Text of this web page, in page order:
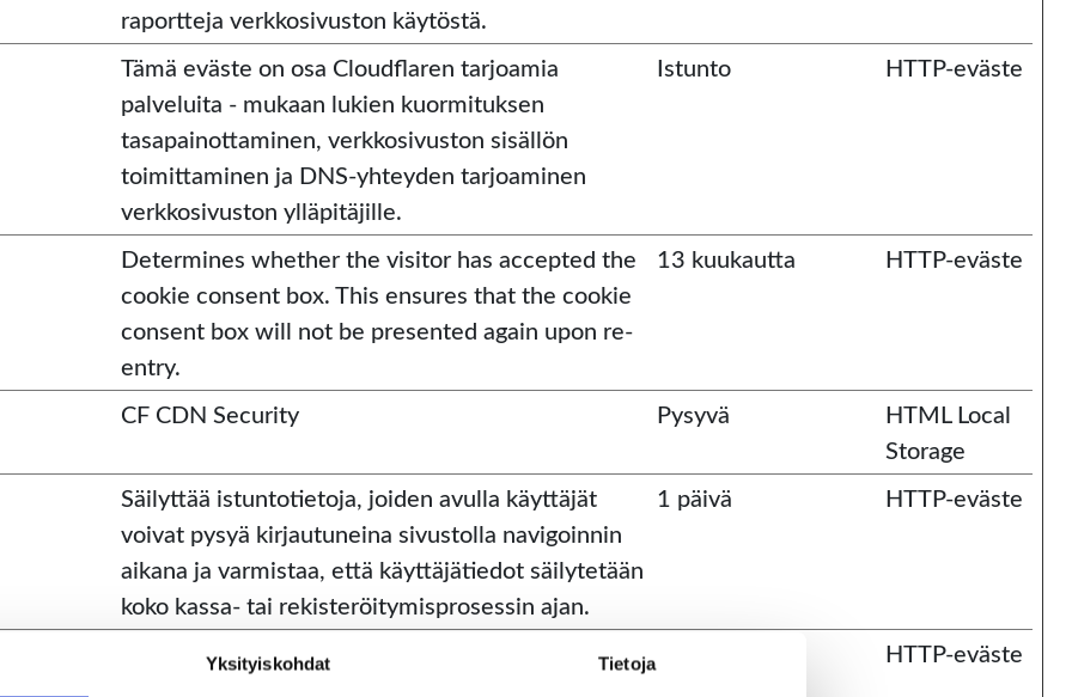
Yksityiskohdat Tietoja
raportteja verkkosivuston käytöstä.
Tämä eväste on osa Cloudflaren tarjoamia
palveluita - mukaan lukien kuormituksen
tasapainottaminen, verkkosivuston sisällön
toimittaminen ja DNS-yhteyden tarjoaminen
verkkosivuston ylläpitäjille.
Istunto HTTP-eväste
Determines whether the visitor has accepted the
cookie consent box. This ensures that the cookie
consent box will not be presented again upon re-
entry.
13 kuukautta HTTP-eväste
CF CDN Security Pysyvä
HTML Local
Storage
Säilyttää istuntotietoja, joiden avulla käyttäjät
voivat pysyä kirjautuneina sivustolla navigoinnin
aikana ja varmistaa, että käyttäjätiedot säilytetään
koko kassa- tai rekisteröitymisprosessin ajan.
1 päivä HTTP-eväste
Stores the user's cookie consent state for the
HTTP-eväste